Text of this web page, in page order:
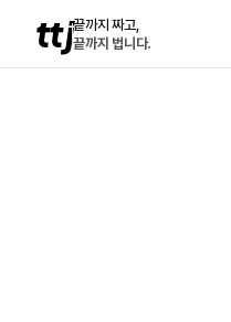
ttj끝까지 짜고,
끝까지 법니다.